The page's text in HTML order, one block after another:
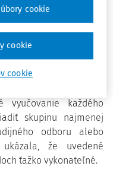
zákona v § 33 ods. 10
že v strednej odbornej
triedu pre niekoľko
každého
skupinu najmenej
odboru alebo
že uvedené
ťažko vykonateľné.
cookie
cookie
cookie